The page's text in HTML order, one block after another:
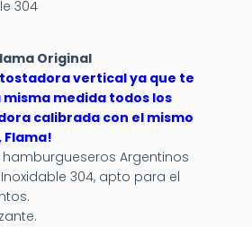
304
Original
vertical ya que te
medida todos los
calibrada con el mismo
Flama!
Argentinos
304, apto para el